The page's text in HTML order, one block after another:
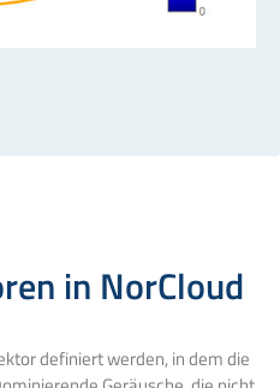
in NorCloud
definiert werden, in dem die